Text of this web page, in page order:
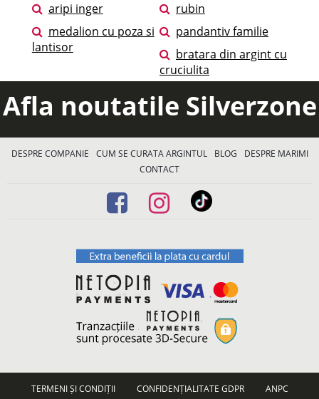
aripi inger
rubin
medalion cu poza si
lantisor
pandantiv familie
bratara din argint cu
cruciulita
Afla noutatile Silverzone
DESPRE COMPANIE CUM SE CURATA ARGINTUL BLOG
DESPRE MARIMI
CONTACT
TERMENI ȘI CONDIȚII CONFIDENȚIALITATE GDPR
ANPC